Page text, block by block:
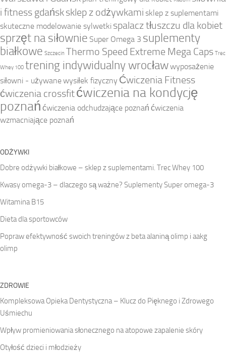
i fitness gdańsksklep z odżywkami sklep z suplementami
skuteczne modelowanie sylwetki spalacz tłuszczu dla kobiet
sprzęt na siłownie Super Omega 3 suplementy
białkowe Szczecin Thermo Speed Extreme Mega Caps Trec
Whey 100 trening indywidualny wrocławwyposażenie
siłowni - używanewysiłek fizyczny Ćwiczenia Fitness
ćwiczenia crossfitćwiczenia na kondycję
poznań ćwiczenia odchudzające poznań ćwiczenia
wzmacniające poznań
ODŻYWKI
Dobre odżywki białkowe – sklep z suplementami. Trec Whey 100
Kwasy omega-3 – dlaczego są ważne? Suplementy Super omega-3
Witamina B15
Dieta dla sportowców
Popraw efektywność swoich treningów z beta alaniną olimp i aakg
olimp
ZDROWIE
Kompleksowa Opieka Dentystyczna – Klucz do Pięknego i Zdrowego
Uśmiechu
Wpływ promieniowania słonecznego na atopowe zapalenie skóry
Otyłość dzieci i młodzieży